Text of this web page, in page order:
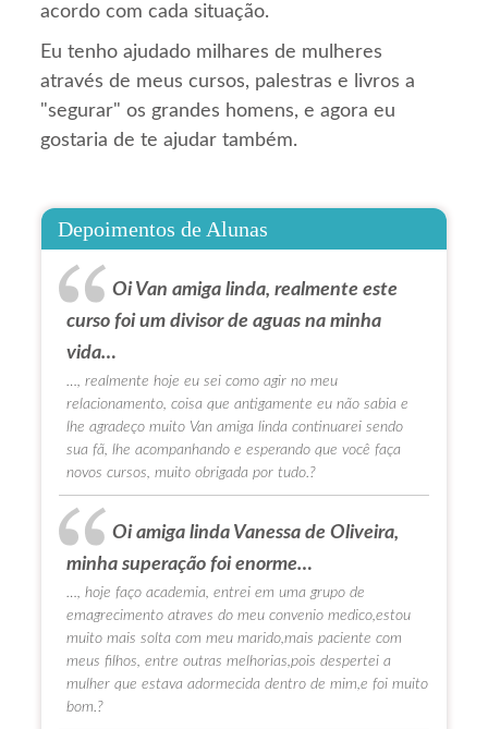
acordo com cada situação.
Eu tenho ajudado milhares de mulheres
através de meus cursos, palestras e livros a
"segurar" os grandes homens, e agora eu
gostaria de te ajudar também.
Depoimentos de Alunas
Oi Van amiga linda, realmente este
curso foi um divisor de aguas na minha
vida…
…, realmente hoje eu sei como agir no meu
relacionamento, coisa que antigamente eu não sabia e
lhe agradeço muito Van amiga linda continuarei sendo
sua fã, lhe acompanhando e esperando que você faça
novos cursos, muito obrigada por tudo.?
Oi amiga linda Vanessa de Oliveira,
minha superação foi enorme…
…, hoje faço academia, entrei em uma grupo de
emagrecimento atraves do meu convenio medico,estou
muito mais solta com meu marido,mais paciente com
meus filhos, entre outras melhorias,pois despertei a
mulher que estava adormecida dentro de mim,e foi muito
bom.?